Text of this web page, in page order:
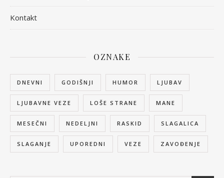
Kontakt
OZNAKE
DNEVNI GODIŠNJI HUMOR LJUBAV
LJUBAVNE VEZE LOŠE STRANE MANE
MESEČNI NEDELJNI RASKID SLAGALICA
SLAGANJE UPOREDNI VEZE ZAVOĐENJE